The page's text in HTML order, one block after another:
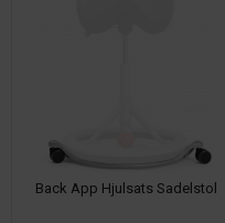
Back App Hjulsats Sadelstol